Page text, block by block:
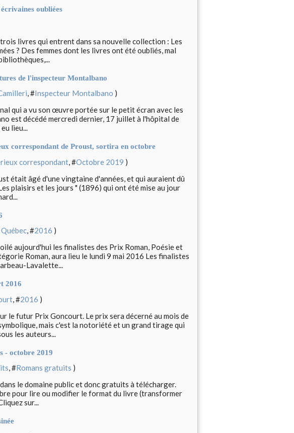
oubliées
livres qui entrent dans sa nouvelle collection : Les
? Des femmes dont les livres ont été oubliés, mal
de l'inspecteur Montalbano
, #Inspecteur Montalbano )
qui a vu son œuvre portée sur le petit écran avec les
est décédé mercredi dernier, 17 juillet à l'hôpital de
lieu...
correspondant de Proust, sortira en octobre
correspondant, #Octobre 2019 )
était âgé d'une vingtaine d'années, et qui auraient dû
plaisirs et les jours " (1896) qui ont été mise au jour
, #2016 )
aujourd'hui les finalistes des Prix Roman, Poésie et
Roman, aura lieu le lundi 9 mai 2016 Les finalistes
Lavalette...
2016
, #2016 )
le futur Prix Goncourt. Le prix sera décerné au mois de
mais c'est la notoriété et un grand tirage qui
les auteurs...
- octobre 2019
, #Romans gratuits )
le domaine public et donc gratuits à télécharger.
pour lire ou modifier le format du livre (transformer
sur...